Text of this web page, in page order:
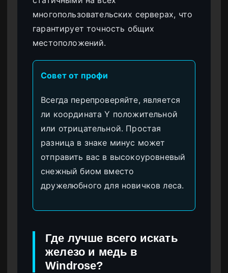
многопользовательских серверах, что
гарантирует точность общих
местоположений.
Совет от профи
Всегда перепроверяйте, является
ли координата Y положительной
или отрицательной. Простая
разница в знаке минус может
отправить вас в высокоуровневый
снежный биом вместо
дружелюбного для новичков леса.
Где лучше всего искать
железо и медь в
Windrose?